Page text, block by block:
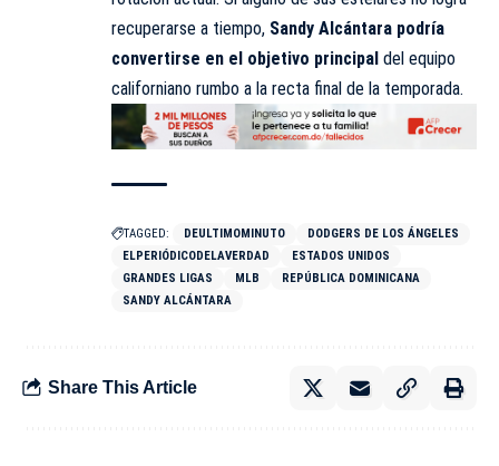
recuperarse a tiempo, Sandy Alcántara podría
convertirse en el objetivo principal del equipo
californiano rumbo a la recta final de la temporada.
TAGGED: DEULTIMOMINUTO
DODGERS DE LOS ÁNGELES
ELPERIÓDICODELAVERDAD
ESTADOS UNIDOS
GRANDES LIGAS
MLB
REPÚBLICA DOMINICANA
SANDY ALCÁNTARA
Share This Article